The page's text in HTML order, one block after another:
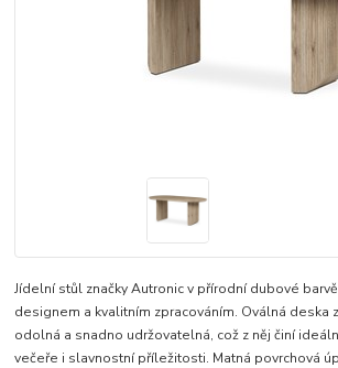
Jídelní stůl značky Autronic v přírodní dubové
designem a kvalitním zpracováním. Oválná deska
odolná a snadno udržovatelná, což z něj činí
večeře i slavnostní příležitosti. Matná povrchová